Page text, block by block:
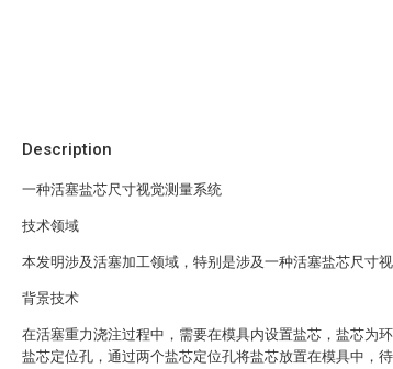
Description
一种活塞盐芯尺寸视觉测量系统
技术领域
本发明涉及活塞加工领域，特别是涉及一种活塞盐芯尺寸视
背景技术
在活塞重力浇注过程中，需要在模具内设置盐芯，盐芯为
盐芯定位孔，通过两个盐芯定位孔将盐芯放置在模具中，